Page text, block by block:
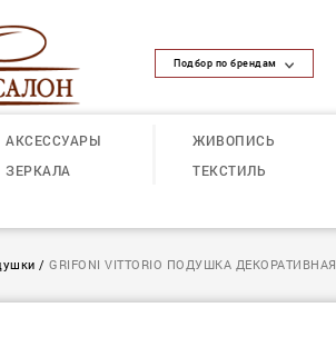
Подбор по брендам
АКСЕССУАРЫ
ЗЕРКАЛА
ЖИВОПИСЬ
ТЕКСТИЛЬ
/GRIFONI VITTORIO ПОДУШКА ДЕКОРАТИВНАЯ